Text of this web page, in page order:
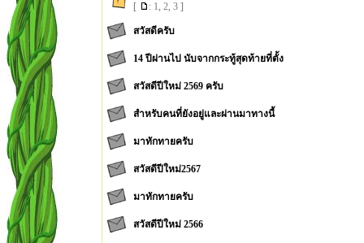
[
: 1,2,3 ]
สวัสดีครับ
14 ปีผ่านไป นับจากกระทู้สุดท้ายที่ตั้ง
สวัสดีปีใหม่ 2569 ครับ
สำหรับคนที่ยังอยู่และผ่านมาทางนี้
มาทักทายครับ
สวัสดี​ปีใหม่​2567
มาทักทายครับ
สวัสดีปีใหม่ 2566